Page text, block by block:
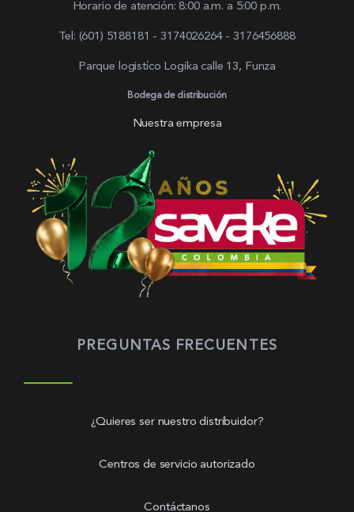
Horario de atención: 8:00 a.m. a 5:00 p.m.
Tel: (601) 5188181 - 3174026264 - 3176456888
Parque logistíco Logika calle 13, Funza
Bodega de distribución
Nuestra empresa
PREGUNTAS FRECUENTES
¿Quieres ser nuestro distribuidor?
Centros de servicio autorizado
Contáctanos